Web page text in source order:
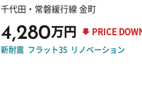
千代田・常磐緩行線 金町
4,280万円 PRICE
新耐震 フラット35 リノベーション